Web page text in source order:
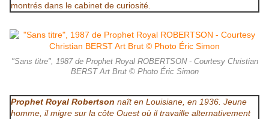
montrés dans le cabinet de curiosité.
"Sans titre", 1987 de Prophet Royal ROBERTSON - Courtesy Christian
BERST Art Brut © Photo Éric Simon
Prophet Royal Robertson naît en Louisiane, en 1936. Jeune
homme, il migre sur la côte Ouest où il travaille alternativement